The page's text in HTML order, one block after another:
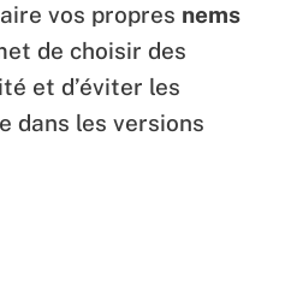
vos propres nems
de choisir des
et d’éviter les
dans les versions